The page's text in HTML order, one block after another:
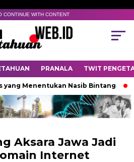
CONTINUE WITH CONTENT
PRANALA TWIT
Nasib Bintang
Aksara Jawa Jadi
Internet